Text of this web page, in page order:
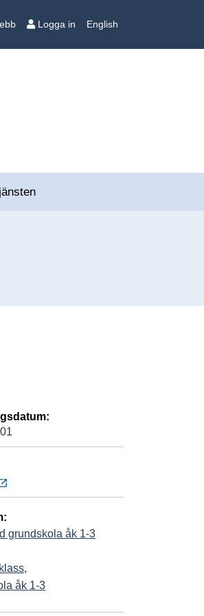
Logga in English
grundskola åk 1-3
,
åk 1-3